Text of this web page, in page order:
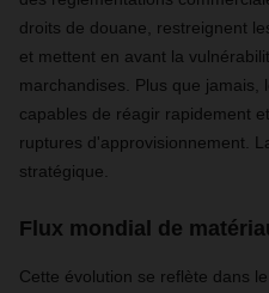
droits de douane, restreignent
et mettent en avant la
marchandises. Plus que jamais,
capables de réagir rapidement
ruptures d'approvisionnement.
stratégique.
Flux mondial de
Cette évolution se reflète dans